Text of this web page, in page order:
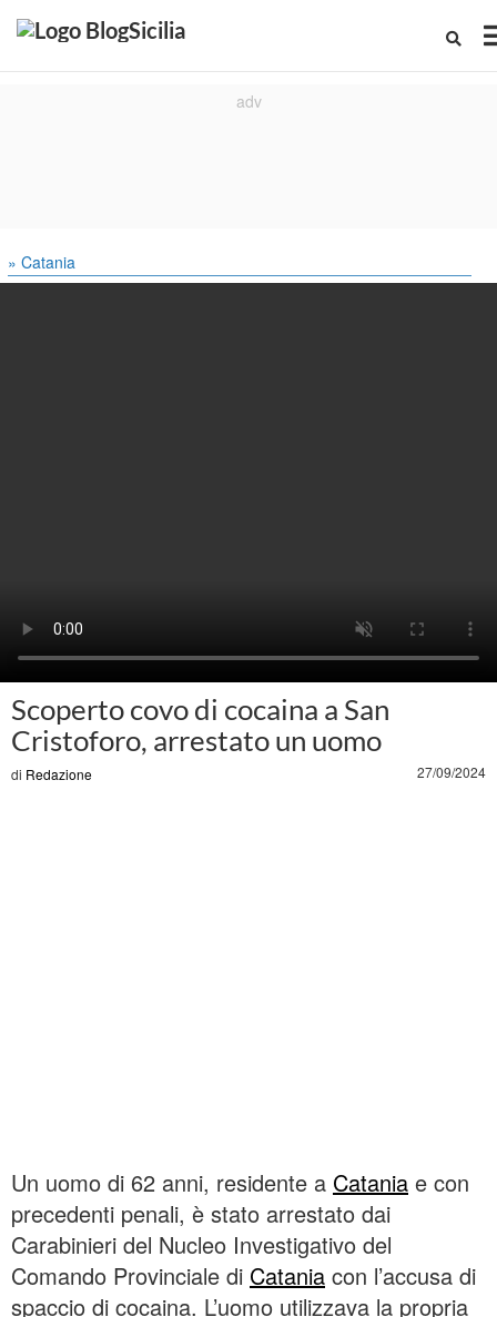
» Catania
Scoperto covo di cocaina a San
Cristoforo, arrestato un uomo
di Redazione 27/09/2024
Un uomo di 62 anni, residente a Catania e con
precedenti penali, è stato arrestato dai
Carabinieri del Nucleo Investigativo del
Comando Provinciale di Catania con l’accusa di
spaccio di cocaina. L’uomo utilizzava la propria